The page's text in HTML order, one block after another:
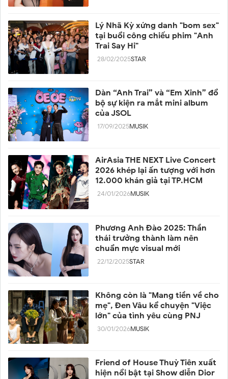
Lý Nhã Kỳ xứng danh "bom sex"
tại buổi công chiếu phim "Anh
Trai Say Hi"
28/02/2025STAR
Dàn “Anh Trai” và “Em Xinh” đổ
bộ sự kiện ra mắt mini album
của JSOL
17/09/2025MUSIK
AirAsia THE NEXT Live Concert
2026 khép lại ấn tượng với hơn
12.000 khán giả tại TP.HCM
24/01/2026MUSIK
Phương Anh Đào 2025: Thần
thái trưởng thành làm nên
chuẩn mực visual mới
22/12/2025STAR
Không còn là "Mang tiền về cho
mẹ", Đen Vâu kể chuyện "Việc
lớn" của tình yêu cùng PNJ
30/01/2026MUSIK
Friend of House Thuỳ Tiên xuất
hiện nổi bật tại Show diễn Dior